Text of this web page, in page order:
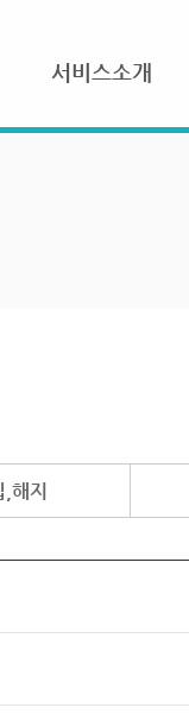
서비스소개
해지